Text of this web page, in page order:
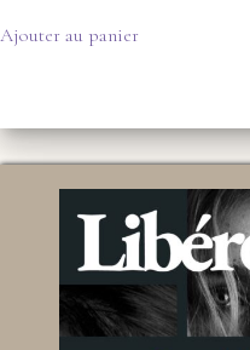
Ajouter au panier